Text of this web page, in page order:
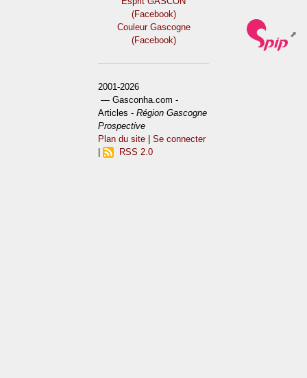
(Facebook)
Couleur Gascogne
(Facebook)
2001-2026
— Gasconha.com -
Articles -Région Gascogne
Prospective
Plan du site |Se connecter
RSS 2.0